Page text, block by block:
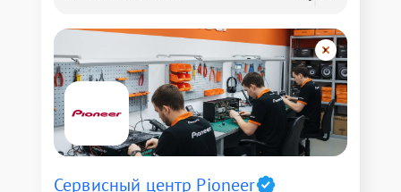
Сервисный центр Pioneer